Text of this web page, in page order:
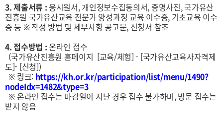
3. 제출서류 :응시원서, 개인정보수집동의서, 증명사진, 국가유산
진흥원 국가유산교육 전문가 양성과정 교육 이수증, 기초교육 이수
증 등 ※ 작성 방법 및 세부사항 공고문, 신청서 참조
4. 접수방법 :온라인 접수
(국가유산진흥원 홈페이지 [교육/체험] - [국가유산교육사자격제
도]- [신청])
※ 링크: https://kh.or.kr/participation/list/menu/1490?
nodeIdx=1482&type=3
※ 온라인 접수는 마감일이 지난 경우 접수 불가하며, 방문 접수는
받지 않음